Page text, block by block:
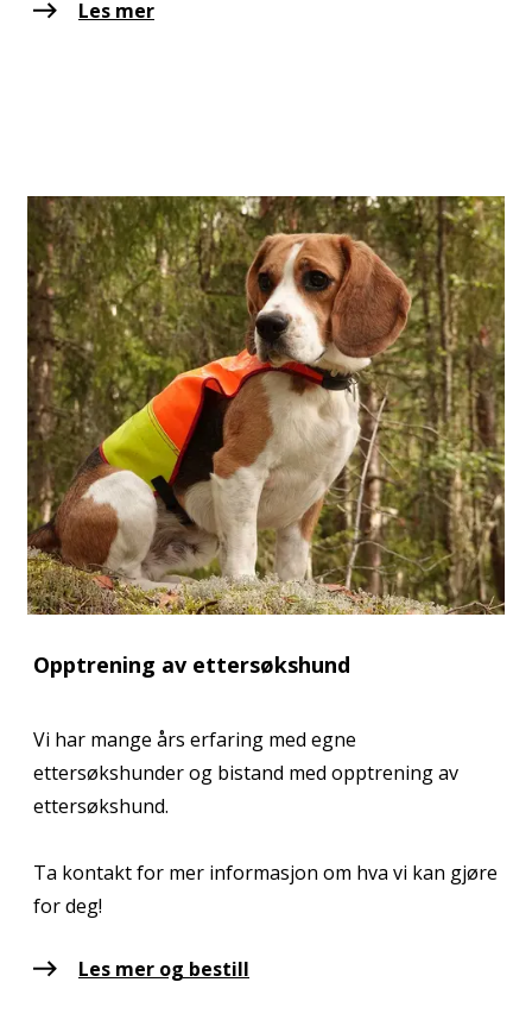
Les mer
Opptrening av ettersøkshund
Vi har mange års erfaring med egne
ettersøkshunder og bistand med opptrening av
ettersøkshund.
Ta kontakt for mer informasjon om hva vi kan gjøre
Les mer og bestill